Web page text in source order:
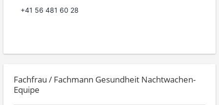
+41 56 481 60 28
Fachfrau / Fachmann Gesundheit Nachtwachen-
Equipe